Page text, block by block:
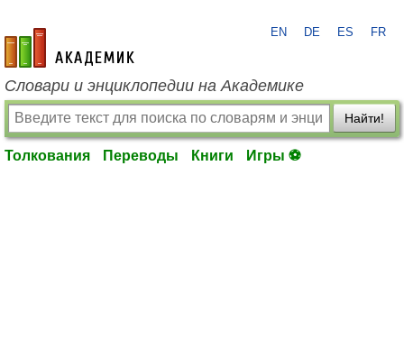
academic.ru
EN DE ES FR
Словари и энциклопедии на Академике
Найти!
Толкования Переводы Книги Игры ⚽